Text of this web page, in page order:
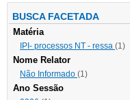
BUSCA FACETADA
Matéria
IPI- processos NT - ressa (1)
Nome Relator
Não Informado (1)
Ano Sessão